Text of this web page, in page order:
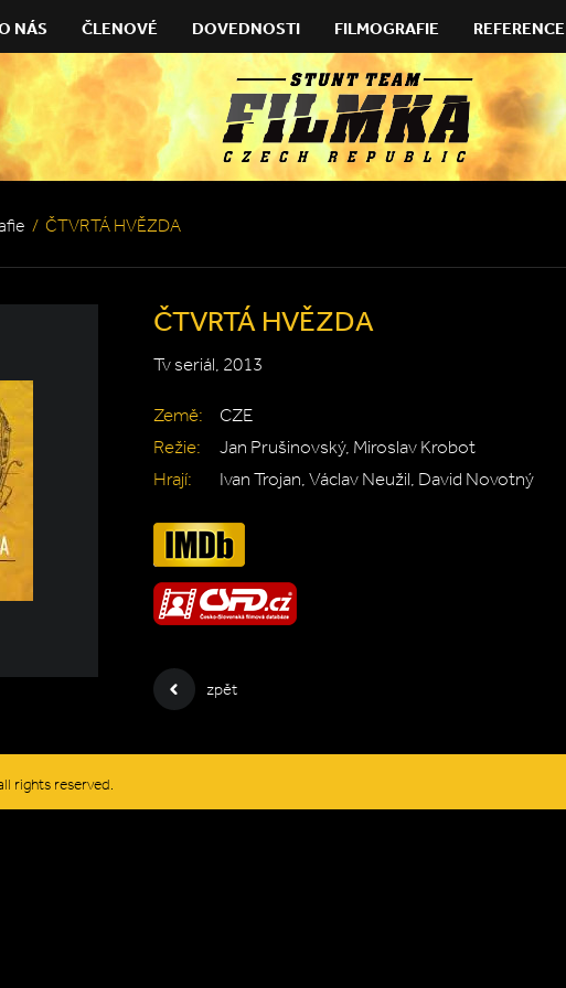
NÁS ČLENOVÉ DOVEDNOSTI FILMOGRAFIE REFERENCE
/ ČTVRTÁ HVĚZDA
ČTVRTÁ HVĚZDA
Tv seriál, 2013
Země:
CZE
Režie:
Jan Prušinovský, Miroslav Krobot
Hrají:
Ivan Trojan, Václav Neužil, David Novotný
zpět
rights reserved.